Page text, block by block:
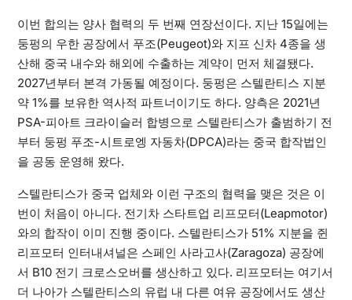
이번 합의는 양사 협력의 두 번째 연장선이다. 지난 15일에는
둥펑의 우한 공장에서 푸조(Peugeot)와 지프 신차 4종을 생
산해 중국 내수와 해외에 수출하는 계약이 먼저 체결됐다.
2027년부터 본격 가동될 예정이다. 둥펑은 스텔란티스 지분
약 1%를 보유한 역사적 파트너이기도 하다. 양측은 2021년
PSA-피아트 크라이슬러 합병으로 스텔란티스가 출범하기 전
부터 둥펑 푸조-시트로엥 자동차(DPCA)라는 중국 합작법인
을 공동 운영해 왔다.
스텔란티스가 중국 업체와 이런 구조의 협력을 맺은 것은 이
번이 처음이 아니다. 전기차 스타트업 리프모터(Leapmotor)
와의 합작이 이미 진행 중이다. 스텔란티스가 51% 지분을 쥔
리프모터 인터내셔널은 스페인 사라고사(Zaragoza) 공장에
서 B10 전기 크로스오버를 생산하고 있다. 리프모터는 여기서
더 나아가 스텔란티스의 유럽 내 다른 여유 공장에서도 생산